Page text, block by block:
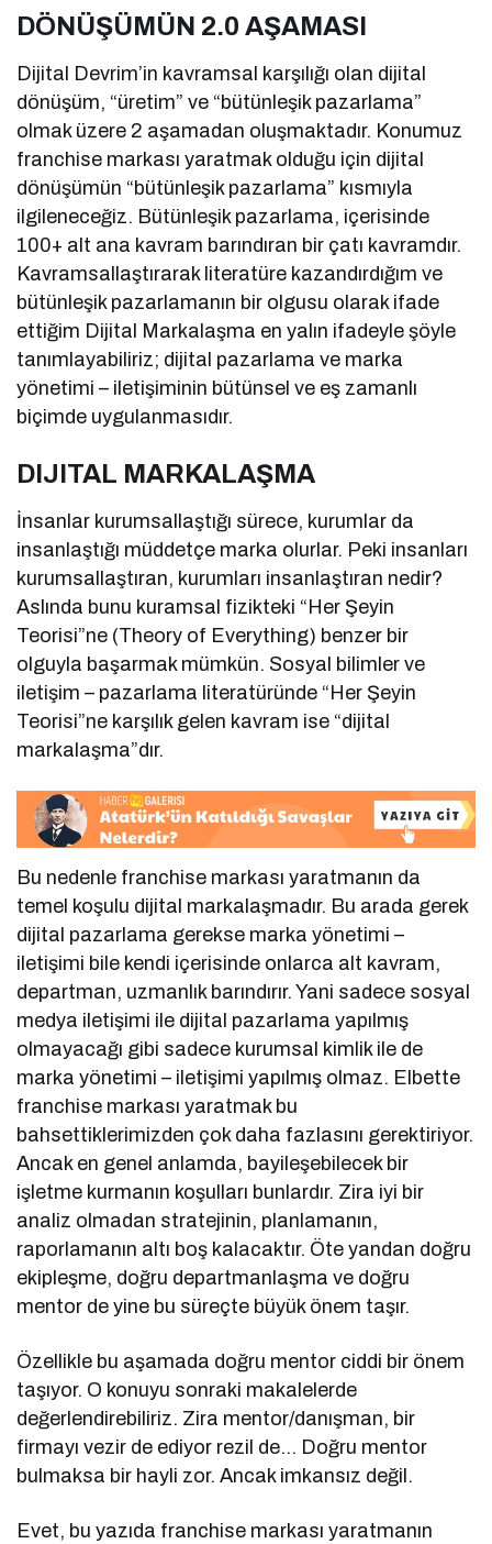
DÖNÜŞÜMÜN 2.0 AŞAMASI
Dijital Devrim’in kavramsal karşılığı olan dijital
dönüşüm, “üretim” ve “bütünleşik pazarlama”
olmak üzere 2 aşamadan oluşmaktadır. Konumuz
franchise markası yaratmak olduğu için dijital
dönüşümün “bütünleşik pazarlama” kısmıyla
ilgileneceğiz. Bütünleşik pazarlama, içerisinde
100+ alt ana kavram barındıran bir çatı kavramdır.
Kavramsallaştırarak literatüre kazandırdığım ve
bütünleşik pazarlamanın bir olgusu olarak ifade
ettiğim Dijital Markalaşma en yalın ifadeyle şöyle
tanımlayabiliriz; dijital pazarlama ve marka
yönetimi – iletişiminin bütünsel ve eş zamanlı
biçimde uygulanmasıdır.
DIJITAL MARKALAŞMA
İnsanlar kurumsallaştığı sürece, kurumlar da
insanlaştığı müddetçe marka olurlar. Peki insanları
kurumsallaştıran, kurumları insanlaştıran nedir?
Aslında bunu kuramsal fizikteki “Her Şeyin
Teorisi”ne (Theory of Everything) benzer bir
olguyla başarmak mümkün. Sosyal bilimler ve
iletişim – pazarlama literatüründe “Her Şeyin
Teorisi”ne karşılık gelen kavram ise “dijital
markalaşma”dır.
Bu nedenle franchise markası yaratmanın da
temel koşulu dijital markalaşmadır. Bu arada gerek
dijital pazarlama gerekse marka yönetimi –
iletişimi bile kendi içerisinde onlarca alt kavram,
departman, uzmanlık barındırır. Yani sadece sosyal
medya iletişimi ile dijital pazarlama yapılmış
olmayacağı gibi sadece kurumsal kimlik ile de
marka yönetimi – iletişimi yapılmış olmaz. Elbette
franchise markası yaratmak bu
bahsettiklerimizden çok daha fazlasını gerektiriyor.
Ancak en genel anlamda, bayileşebilecek bir
işletme kurmanın koşulları bunlardır. Zira iyi bir
analiz olmadan stratejinin, planlamanın,
raporlamanın altı boş kalacaktır. Öte yandan doğru
ekipleşme, doğru departmanlaşma ve doğru
mentor de yine bu süreçte büyük önem taşır.
Özellikle bu aşamada doğru mentor ciddi bir önem
taşıyor. O konuyu sonraki makalelerde
değerlendirebiliriz. Zira mentor/danışman, bir
firmayı vezir de ediyor rezil de… Doğru mentor
bulmaksa bir hayli zor. Ancak imkansız değil.
Evet, bu yazıda franchise markası yaratmanın